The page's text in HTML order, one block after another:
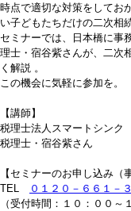
時点で適切な対策をしてお
い子どもたちだけの二次相
セミナーでは、日本橋に事
理士・宿谷紫さんが、二次
く解説 。
この機会に気軽に参加を。
【講師】
税理士法人スマートシンク
税理士・宿谷紫さん
【セミナーのお申し込み（
TEL
０１２０－６６１－
（受付時間：１０：００～